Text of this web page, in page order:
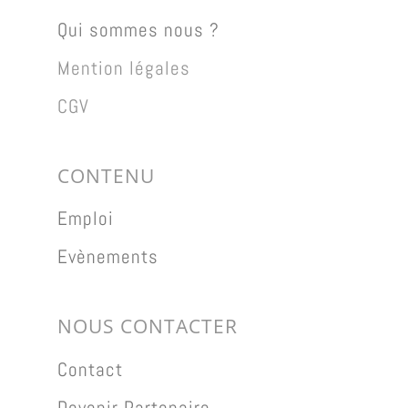
Qui sommes nous ?
Mention légales
CGV
CONTENU
Emploi
Evènements
NOUS CONTACTER
Contact